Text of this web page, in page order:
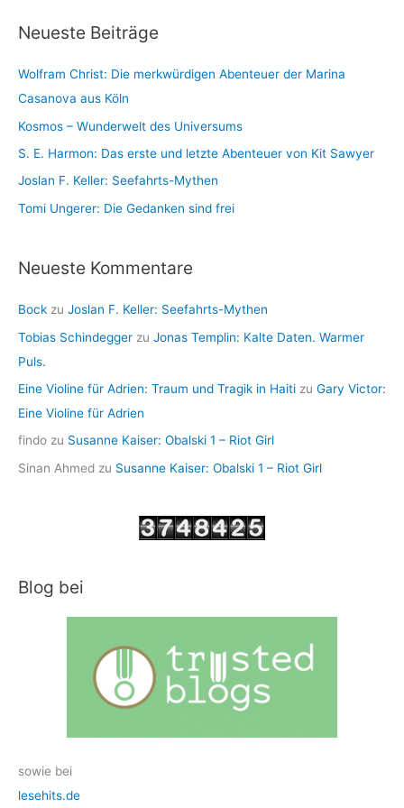
e
h
v
Neueste Beiträge
Wolfram Christ: Die merkwürdigen Abenteuer der Marina
Casanova aus Köln
Kosmos – Wunderwelt des Universums
S. E. Harmon: Das erste und letzte Abenteuer von Kit Sawyer
Joslan F. Keller: Seefahrts-Mythen
Tomi Ungerer: Die Gedanken sind frei
Neueste Kommentare
Bock zu Joslan F. Keller: Seefahrts-Mythen
Tobias Schindegger zu Jonas Templin: Kalte Daten. Warmer
Puls.
Eine Violine für Adrien: Traum und Tragik in Haiti zu Gary Victor:
Eine Violine für Adrien
findo zu Susanne Kaiser: Obalski 1 – Riot Girl
Sinan Ahmed zu Susanne Kaiser: Obalski 1 – Riot Girl
Blog bei
sowie bei
lesehits.de